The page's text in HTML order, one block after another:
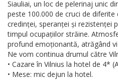
Siauliai, un loc de pelerinaj unic
peste 100.000 de cruci de
credinței, speranței și rezistenței
timpul ocupațiilor străine.
profund emoționantă, atrăgând
Ne vom continua drumul către
• Cazare în Vilnius la hotel de 4*
• Mese: mic dejun la hotel.